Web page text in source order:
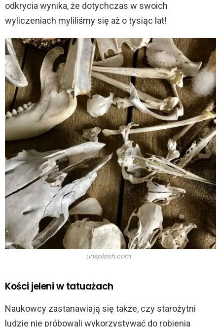
odkrycia wynika, że dotychczas w swoich
wyliczeniach myliliśmy się aż o tysiąc lat!
unsplash.com
Kości jeleni w tatuażach
Naukowcy zastanawiają się także, czy starożytni
ludzie nie próbowali wykorzystywać do robienia